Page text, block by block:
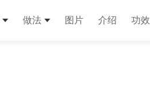
做法 图片 介绍 功效